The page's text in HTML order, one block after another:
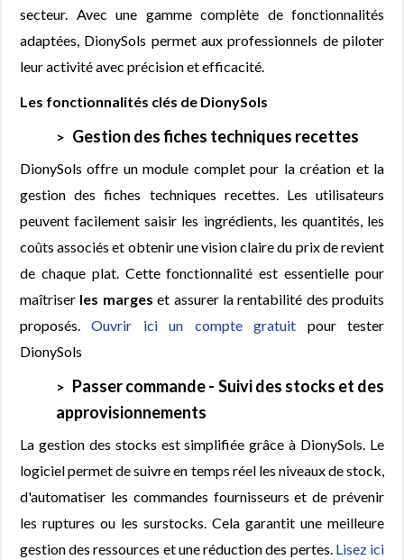
secteur. Avec une gamme complète de fonctionnalités
adaptées, DionySols permet aux professionnels de piloter
leur activité avec précision et efficacité.
Les fonctionnalités clés de DionySols
Gestion des fiches techniques recettes
DionySols offre un module complet pour la création et la
gestion des fiches techniques recettes. Les utilisateurs
peuvent facilement saisir les ingrédients, les quantités, les
coûts associés et obtenir une vision claire du prix de revient
de chaque plat. Cette fonctionnalité est essentielle pour
maîtriser les marges et assurer la rentabilité des produits
proposés.Ouvrir ici un compte gratuit pour tester
DionySols
Passer commande - Suivi des stocks et des
approvisionnements
La gestion des stocks est simplifiée grâce à DionySols. Le
logiciel permet de suivre en temps réel les niveaux de stock,
d'automatiser les commandes fournisseurs et de prévenir
les ruptures ou les surstocks. Cela garantit une meilleure
gestion des ressources et une réduction des pertes. Lisez ici